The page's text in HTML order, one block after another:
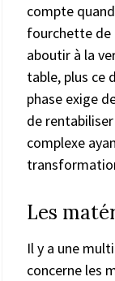
compte
fourchette de
aboutir à la
table, plus ce
phase exige
de
complexe
Les
Il y a une
concerne les